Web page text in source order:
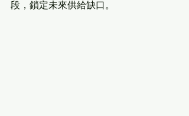
段，鎖定未來供給缺口。